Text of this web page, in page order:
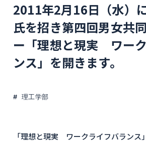
2011年2月16日（水）
氏を招き第四回男女共
ー「理想と現実 ワー
ンス」を開きます。
理工学部
「理想と現実 ワークライフバランス